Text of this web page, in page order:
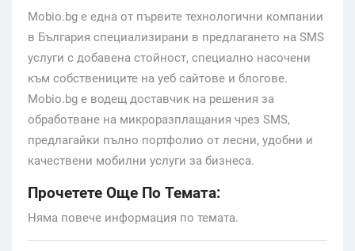
Mobio.bg е една от първите технологични компании
в България специализирани в предлагането на SMS
услуги с добавена стойност, специално насочени
към собствениците на уеб сайтове и блогове.
Mobio.bg e водещ доставчик на решения за
обработване на микроразплащания чрез SMS,
предлагайки пълно портфолио от лесни, удобни и
качествени мобилни услуги за бизнеса.
Прочетете Още По Темата:
Няма повече информация по темата.